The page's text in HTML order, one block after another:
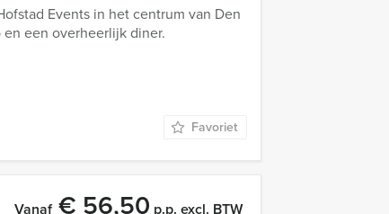
Events in het centrum van Den
een overheerlijk diner.
Favoriet
Vanaf€ 56,50 p.p. excl. BTW